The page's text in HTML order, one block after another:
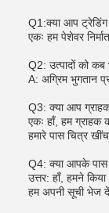
Q1:क्या आप ट्रेडिंग
एकः हम पेशेवर
Q2: उत्पादों को कब
A: अग्रिम भुगतान
Q3: क्या आप
एकः हाँ, हम
हमारे पास चित्र
Q4: क्या आपके पास
उत्तर: हाँ, हमने
हम अपनी सूची भेज